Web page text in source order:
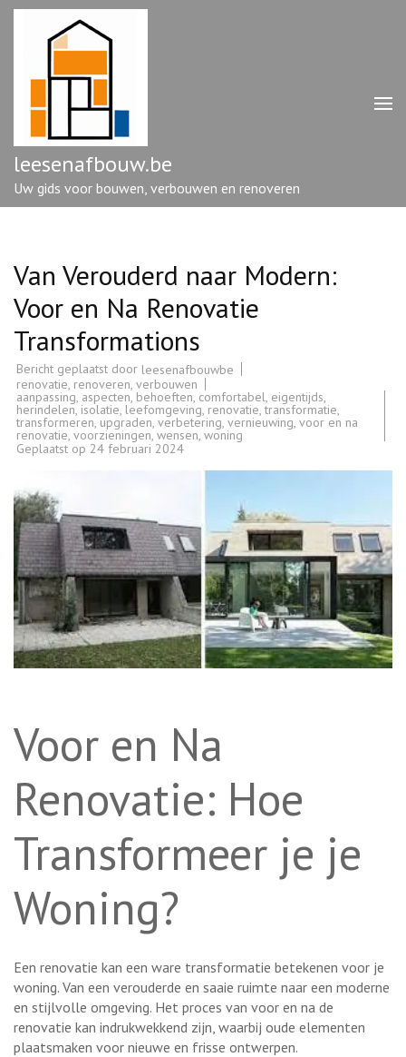
Ga
enter)
leesenafbouw.be
Uw gids voor bouwen, verbouwen en renoveren
Van Verouderd naar Modern:
Voor en Na Renovatie
Transformations
Bericht geplaatst door leesenafbouwbe
renovatie, renoveren, verbouwen
aanpassing, aspecten, behoeften, comfortabel, eigentijds,
herindelen, isolatie, leefomgeving, renovatie,transformatie,
transformeren, upgraden, verbetering, vernieuwing, voor en na
renovatie, voorzieningen, wensen, woning
Geplaatst op 24 februari 2024
Voor en Na
Renovatie: Hoe
Transformeer je je
Woning?
Een renovatie kan een ware transformatie betekenen voor je
woning. Van een verouderde en saaie ruimte naar een moderne
en stijlvolle omgeving. Het proces van voor en na de
renovatie kan indrukwekkend zijn, waarbij oude elementen
plaatsmaken voor nieuwe en frisse ontwerpen.